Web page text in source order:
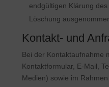
endgültigen Klärung
Löschung
Kontakt- und
Bei der Kontaktaufnahme
Kontaktformular, E-Mail,
Medien) sowie im